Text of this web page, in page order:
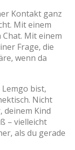
Kontakt ganz
Mit einem
Mit einem
Frage, die
wenn da
bist,
Nicht
deinem Kind
– vielleicht
als du gerade